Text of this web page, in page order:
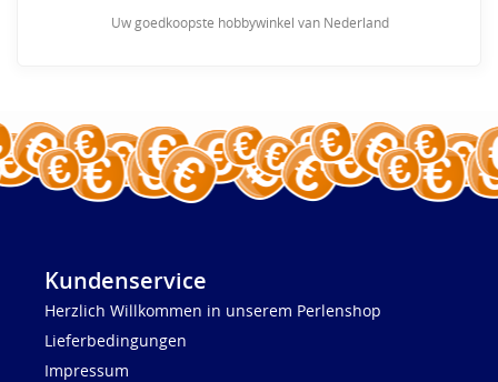
Uw goedkoopste hobbywinkel van Nederland
Kundenservice
Herzlich Willkommen in unserem Perlenshop
Lieferbedingungen
Impressum